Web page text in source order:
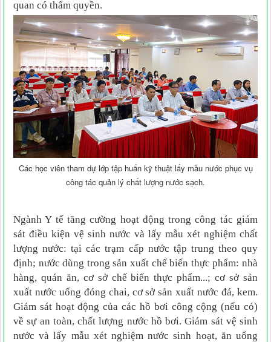
quan có thẩm quyền.
Các học viên tham dự lớp tập huấn kỹ thuật lấy mẫu nước phục vụ
công tác quản lý chất lượng nước sạch.
Ngành Y tế tăng cường hoạt độngtrong công tác giám
sát điều kiện vệ sinh nước và lấy mẫu xét nghiệm chất
lượng nước: tại các trạm cấp nước tập trung theo quy
định; nước dùng trong sản xuất chế biến thực phẩm: nhà
hàng, quán ăn, cơ sở chế biến thực phẩm...; cơ sở sản
xuất nước uống đóng chai, cơ sở sản xuất nước đá, kem.
Giám sát hoạt động của các hồ bơi công cộng (nếu có)
về sự an toàn, chất lượng nước hồ bơi. Giám sát vệ sinh
nước và lấy mẫu xét nghiệm nước sinh hoạt, ăn uống